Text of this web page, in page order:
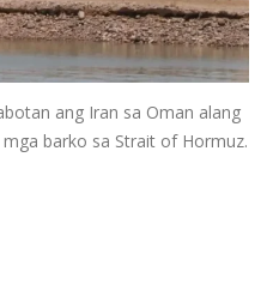
ang Iran sa Oman alang
barko sa Strait of Hormuz.